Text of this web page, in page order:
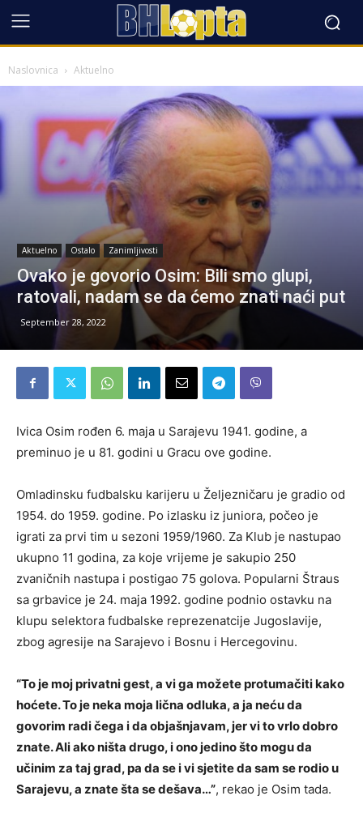
Naslovnica Aktuelno
Aktuelno Ostalo Zanimljivosti
Ovako je govorio Osim: Bili smo glupi,
ratovali, nadam se da ćemo znati naći put
September 28, 2022
Ivica Osim rođen 6. maja u Sarajevu 1941. godine, a
preminuo je u 81. godini u Gracu ove godine.
Omladinsku fudbalsku karijeru u Željezničaru je gradio od
1954. do 1959. godine. Po izlasku iz juniora, počeo je
igrati za prvi tim u sezoni 1959/1960. Za Klub je nastupao
ukupno 11 godina, za koje vrijeme je sakupio 250
zvaničnih nastupa i postigao 75 golova. Popularni Štraus
sa grbavice je 24. maja 1992. godine podnio ostavku na
klupu selektora fudbalske reprezenatcije Jugoslavije,
zbog agresije na Sarajevo i Bosnu i Hercegovinu.
“To je moj privatni gest, a vi ga možete protumačiti kako
hoćete. To je neka moja lična odluka, a ja neću da
govorim radi čega i da objašnjavam, jer vi to vrlo dobro
znate. Ali ako ništa drugo, i ono jedino što mogu da
učinim za taj grad, pa da se i vi sjetite da sam se rodio u
Sarajevu, a znate šta se dešava…”, rekao je Osim tada.